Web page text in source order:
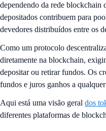
dependendo da rede blockchain
depositados contribuem para
devedores distribuídos entre os
Como um protocolo
diretamente na blockchain,
depositar ou retirar fundos. Os
fundos e juros ganhos a
Aqui está uma visão geral dos
diferentes plataformas de